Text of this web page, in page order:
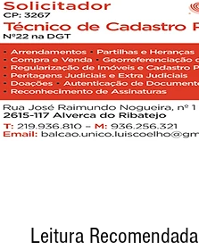
Leitura Recomendada